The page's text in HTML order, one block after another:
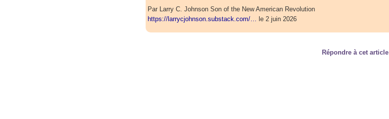
Par Larry C. Johnson Son of the New American Revolution
https://larrycjohnson.substack.com/… le 2 juin 2026
Répondre à cet article